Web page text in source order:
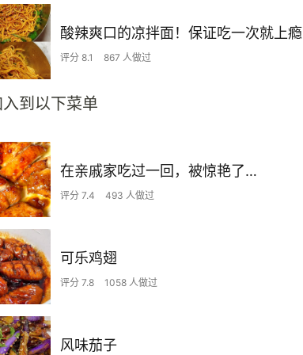
酸辣爽口的凉拌面！保证吃一次就上瘾
评分 8.1 867 人做过
到以下菜单
在亲戚家吃过一回，被惊艳了…
评分 7.4 493 人做过
可乐鸡翅
评分 7.8 1058 人做过
风味茄子